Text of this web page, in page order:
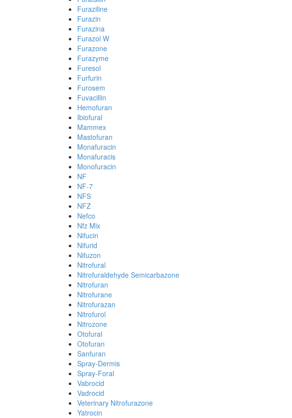
Furaziline
Furazin
Furazina
Furazol W
Furazone
Furazyme
Furesol
Furfurin
Furosem
Fuvacillin
Hemofuran
Ibiofural
Mammex
Mastofuran
Monafuracin
Monafuracis
Monofuracin
NF
NF-7
NFS
NFZ
Nefco
Nfz Mix
Nifucin
Nifurid
Nifuzon
Nitrofural
Nitrofuraldehyde Semicarbazone
Nitrofuran
Nitrofurane
Nitrofurazan
Nitrofurol
Nitrozone
Otofural
Otofuran
Sanfuran
Spray-Dermis
Spray-Foral
Vabrocid
Vadrocid
Veterinary Nitrofurazone
Yatrocin